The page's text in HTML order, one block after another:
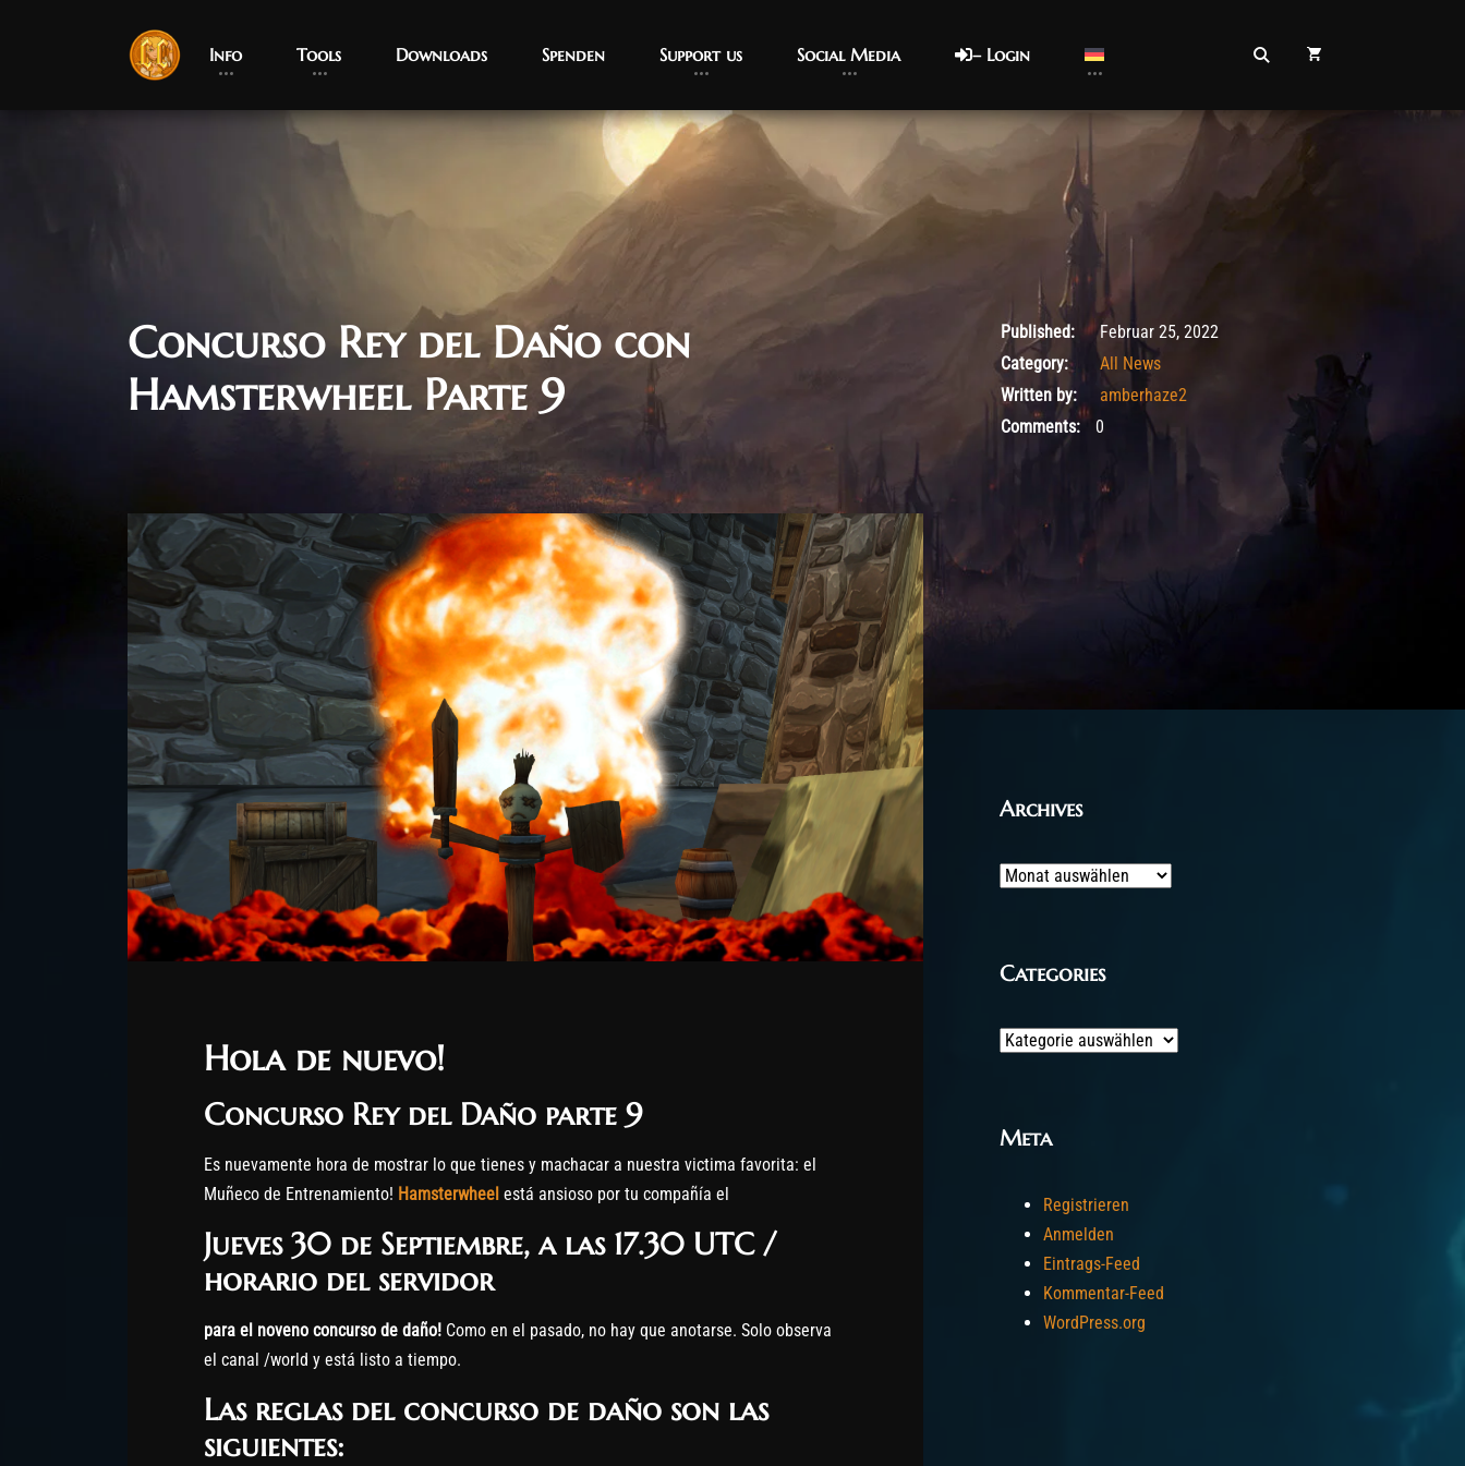
Info Tools Downloads Spenden Support us Social Media – Login
Concurso Rey del Daño con
Hamsterwheel Parte 9
Februar 25, 2022
Published: Februar 25, 2022
Category:
All News
Written by:
amberhaze2
Comments:0
Hola de nuevo!
Concurso Rey del Daño parte 9
Es nuevamente hora de mostrar lo que tienes y machacar a nuestra victima favorita: el
Muñeco de Entrenamiento! Hamsterwheel está ansioso por tu compañía el
Jueves 30 de Septiembre, a las 17.30 UTC /
horario del servidor
para el noveno concurso de daño! Como en el pasado, no hay que anotarse. Solo observa
el canal /world y está listo a tiempo.
Las reglas del concurso de daño son las
siguientes:
Archives
Archives
Categories
Categories
Meta
Registrieren
Anmelden
Eintrags-Feed
Kommentar-Feed
WordPress.org